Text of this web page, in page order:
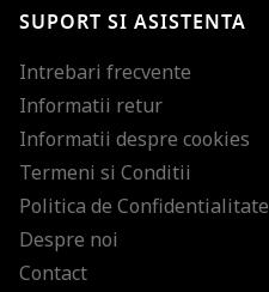
SUPORT SI ASISTENTA
Intrebari frecvente
Informatii retur
Informatii despre cookies
Termeni si Conditii
Politica de Confidentialitate
Despre noi
Contact